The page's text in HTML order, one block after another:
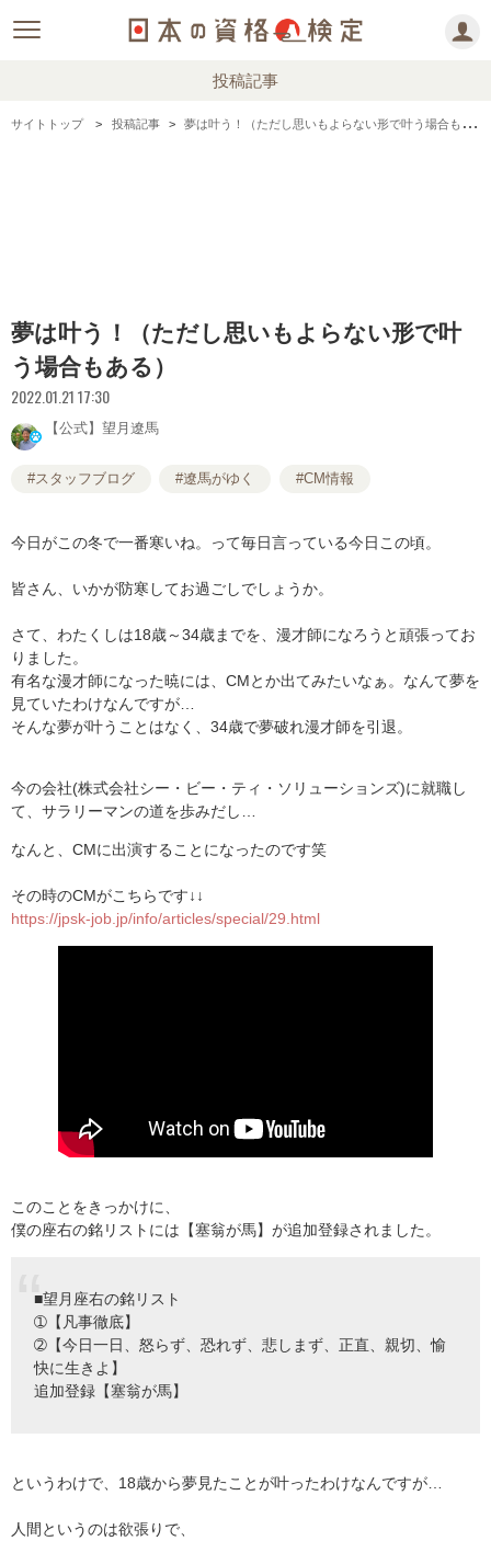
投稿記事
サイトトップ 投稿記事 夢は叶う！（ただし思いもよらない形で叶う場合もある）
夢は叶う！（ただし思いもよらない形で叶
う場合もある）
2022.01.21 17:30
【公式】望月遼馬
#スタッフブログ #遼馬がゆく #CM情報
今日がこの冬で一番寒いね。って毎日言っている今日この頃。
皆さん、いかが防寒してお過ごしでしょうか。
さて、わたくしは18歳～34歳までを、漫才師になろうと頑張ってお
りました。
有名な漫才師になった暁には、CMとか出てみたいなぁ。なんて夢を
見ていたわけなんですが…
そんな夢が叶うことはなく、34歳で夢破れ漫才師を引退。
今の会社(株式会社シー・ビー・ティ・ソリューションズ)に就職し
て、サラリーマンの道を歩みだし…
なんと、CMに出演することになったのです笑
その時のCMがこちらです↓↓
https://jpsk-job.jp/info/articles/special/29.html
このことをきっかけに、
僕の座右の銘リストには【塞翁が馬】が追加登録されました。
■望月座右の銘リスト
➀【凡事徹底】
➁【今日一日、怒らず、恐れず、悲しまず、正直、親切、愉
快に生きよ】
追加登録【塞翁が馬】
というわけで、18歳から夢見たことが叶ったわけなんですが…
人間というのは欲張りで、